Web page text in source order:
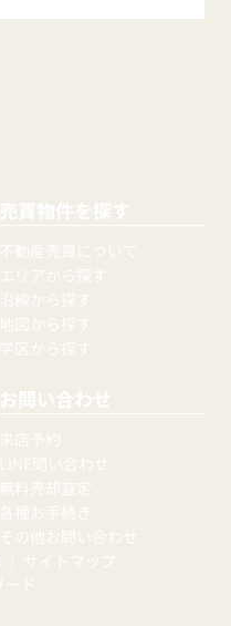
売買物件を探す
不動産売買について
エリアから探す
沿線から探す
地図から探す
学区から探す
お問い合わせ
来店予約
LINE問い合わせ
無料売却査定
各種お手続き
その他お問い合わせ
サイトマップ
ド